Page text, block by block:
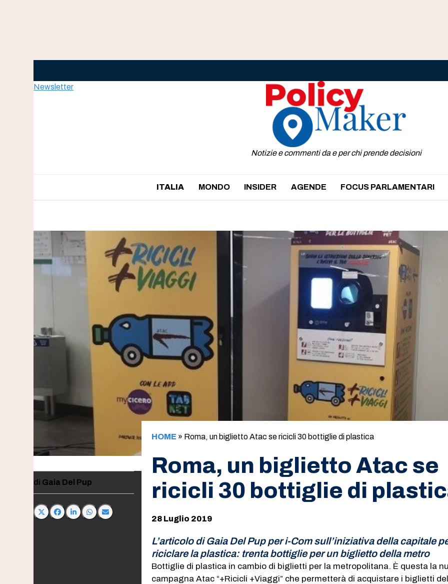
Newsletter
Notizie e commenti da e per chi prende decisioni
ITALIA MONDO INSIDER AGENDE FOCUS PARLAMENTARI
Gaia Del Pup
HOME » Roma, un biglietto Atac se ricicli 30 bottiglie di plastica
Roma, un biglietto Atac se
ricicli 30 bottiglie di
28 Luglio 2019
L’articolo di Gaia Del Pup per i-Com sull’iniziativa della capitale
riciclare la plastica: trenta bottiglie per un biglietto della metro
Bottiglie di plastica in cambio di biglietti per la metropolitana. È questa la
campagna Atac “+Ricicli +Viaggi” che permetterà di acquistare i biglietti